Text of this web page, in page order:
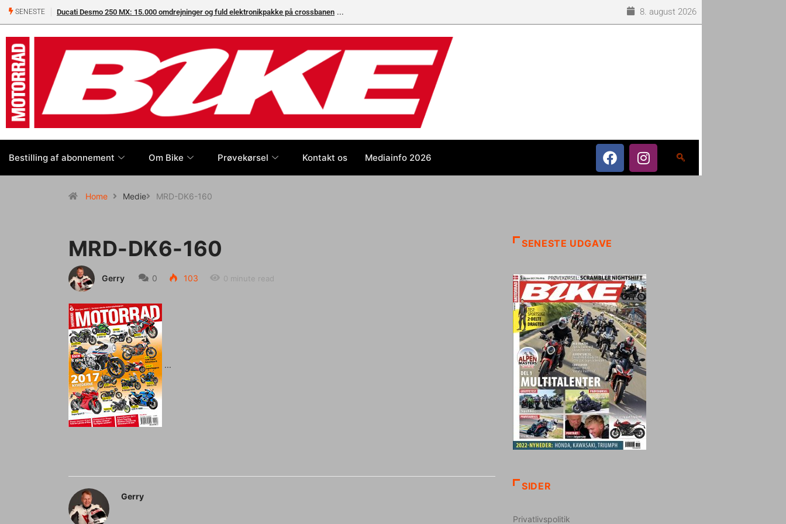
SENESTE Ducati Desmo 250 MX: 15.000 omdrejninger og fuld elektronikpakke på crossbanen 8. august 2026
Bestilling af abonnement Om Bike Prøvekørsel Kontakt os Mediainfo 2026
Home Medie MRD-DK6-160
MRD-DK6-160
Gerry 0 103 0 minute read
Gerry
SENESTE UDGAVE
SIDER
Privatlivspolitik